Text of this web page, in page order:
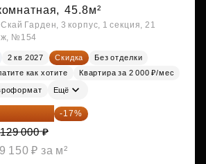
45.8м²
Гарден, 3 корпус, 1 секция, 21
№154
2 кв 2027 Скидка
Без отделки
как хотите
Квартира за 2 000 ₽/мес
Ещё
197 070 ₽ -17%
000 ₽
150 ₽ за м²